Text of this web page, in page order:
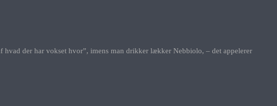
der har vokset hvor”, imens man drikker lækker Nebbiolo, – det appelerer